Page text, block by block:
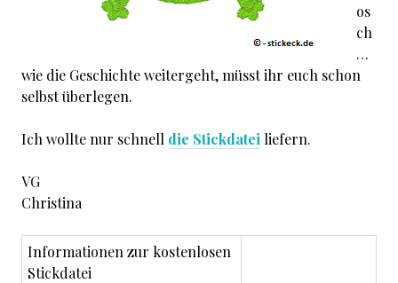
os
ch
…
wie die Geschichte weitergeht, müsst ihr euch schon
selbst überlegen.
Ich wollte nur schnell die Stickdatei liefern.
VG
Christina
Informationen zur kostenlosen
Stickdatei